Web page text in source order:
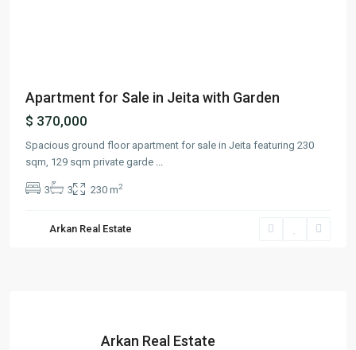
Apartment for Sale in Jeita with Garden
$ 370,000
Spacious ground floor apartment for sale in Jeita featuring 230
sqm, 129 sqm private garde
3 3 230 m2
Arkan Real Estate
Arkan Real Estate